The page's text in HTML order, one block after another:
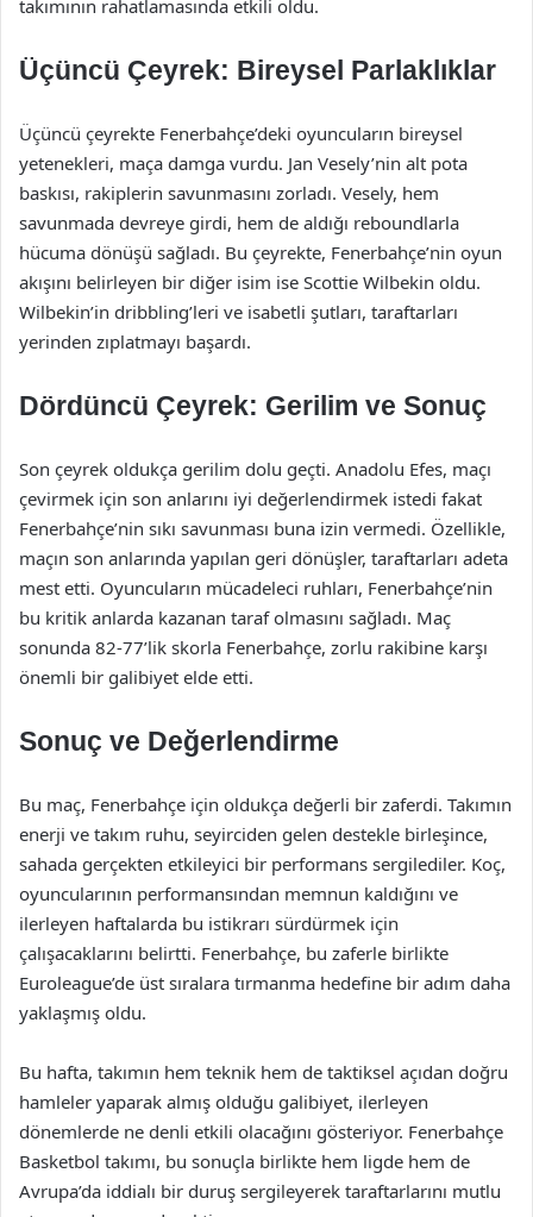
takımının rahatlamasında etkili oldu.
Üçüncü Çeyrek: Bireysel Parlaklıklar
Üçüncü çeyrekte Fenerbahçe’deki oyuncuların bireysel
yetenekleri, maça damga vurdu. Jan Vesely’nin alt pota
baskısı, rakiplerin savunmasını zorladı. Vesely, hem
savunmada devreye girdi, hem de aldığı reboundlarla
hücuma dönüşü sağladı. Bu çeyrekte, Fenerbahçe’nin oyun
akışını belirleyen bir diğer isim ise Scottie Wilbekin oldu.
Wilbekin’in dribbling’leri ve isabetli şutları, taraftarları
yerinden zıplatmayı başardı.
Dördüncü Çeyrek: Gerilim ve Sonuç
Son çeyrek oldukça gerilim dolu geçti. Anadolu Efes, maçı
çevirmek için son anlarını iyi değerlendirmek istedi fakat
Fenerbahçe’nin sıkı savunması buna izin vermedi. Özellikle,
maçın son anlarında yapılan geri dönüşler, taraftarları adeta
mest etti. Oyuncuların mücadeleci ruhları, Fenerbahçe’nin
bu kritik anlarda kazanan taraf olmasını sağladı. Maç
sonunda 82-77’lik skorla Fenerbahçe, zorlu rakibine karşı
önemli bir galibiyet elde etti.
Sonuç ve Değerlendirme
Bu maç, Fenerbahçe için oldukça değerli bir zaferdi. Takımın
enerji ve takım ruhu, seyirciden gelen destekle birleşince,
sahada gerçekten etkileyici bir performans sergilediler. Koç,
oyuncularının performansından memnun kaldığını ve
ilerleyen haftalarda bu istikrarı sürdürmek için
çalışacaklarını belirtti. Fenerbahçe, bu zaferle birlikte
Euroleague’de üst sıralara tırmanma hedefine bir adım daha
yaklaşmış oldu.
Bu hafta, takımın hem teknik hem de taktiksel açıdan doğru
hamleler yaparak almış olduğu galibiyet, ilerleyen
dönemlerde ne denli etkili olacağını gösteriyor. Fenerbahçe
Basketbol takımı, bu sonuçla birlikte hem ligde hem de
Avrupa’da iddialı bir duruş sergileyerek taraftarlarını mutlu